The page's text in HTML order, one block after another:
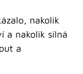
nakolik
a nakolik silná
a